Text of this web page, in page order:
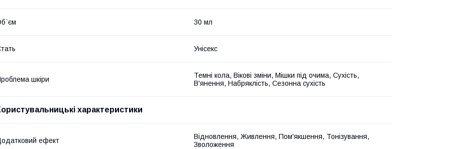
30 мл
Унісекс
шкіри
Темні кола, Вікові зміни, Мішки під очима, Сухість,
В'янення, Набряклість, Сезонна сухість
характеристики
ефект
Відновлення, Живлення, Пом'якшення, Тонізування,
Зволоження